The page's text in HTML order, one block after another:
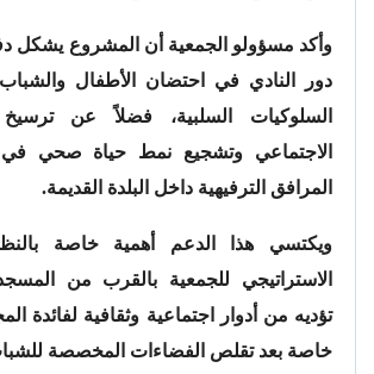
وأكد مسؤولو الجمعية أن المشروع يشكل
دور النادي في احتضان الأطفال
السلوكيات السلبية، فضلاً عن ترسيخ
الاجتماعي وتشجيع نمط حياة صحي
المرافق الترفيهية داخل البلدة القديمة.
ويكتسي هذا الدعم أهمية خاصة
الاستراتيجي للجمعية بالقرب من
تؤديه من أدوار اجتماعية وثقافية لفائدة
خاصة بعد تقلص الفضاءات المخصصة